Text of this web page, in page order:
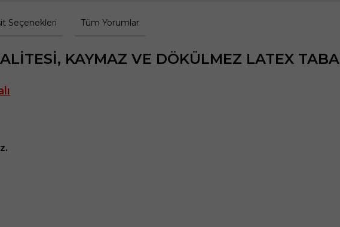
Seçenekleri Tüm Yorumlar
KAYMAZ VE DÖKÜLMEZ LATEX